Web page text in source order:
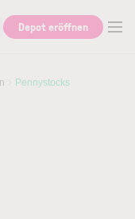
nach Aktie, Autor...
Depot eröffnen
Pennystocks